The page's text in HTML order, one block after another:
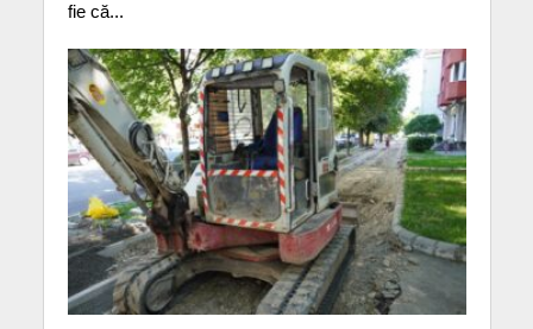
fie că...